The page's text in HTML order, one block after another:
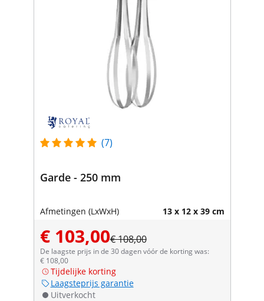
(7)
Garde - 250 mm
Afmetingen (LxWxH) 13 x 12 x 39 cm
€ 103,00€ 108,00
De laagste prijs in de 30 dagen vóór de korting was:
€ 108,00
Tijdelijke korting
Laagsteprijs garantie
Uitverkocht